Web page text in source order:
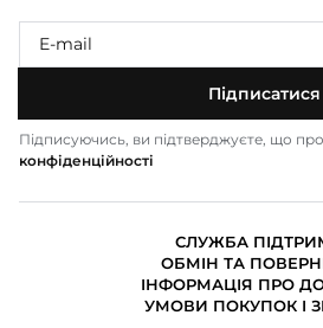
Підписатися
Підписуючись, ви підтверджуєте, що
конфіденційності
СЛУЖБА
ОБМІН ТА
ІНФОРМАЦІЯ ПРО
УМОВИ ПОКУПОК І